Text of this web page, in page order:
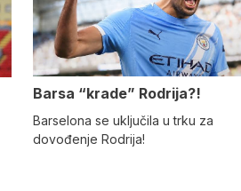
Barsa “krade” Rodrija?!
Barselona se uključila u trku za
dovođenje Rodrija!